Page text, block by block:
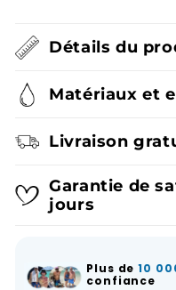
Détails du
Matériaux et
Livraison
Garantie de
jours
Plus de10
confiance